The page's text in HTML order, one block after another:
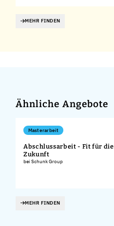
MEHR FINDEN
Ähnliche Angebote
Masterarbeit
Abschlussarbeit - Fit für die
Zukunft
bei Schunk Group
MEHR FINDEN